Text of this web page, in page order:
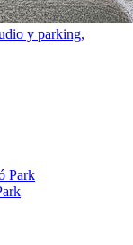
y parking,